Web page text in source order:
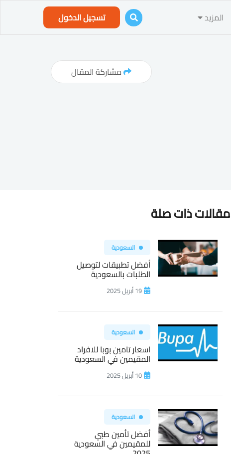
المزيد تسجيل الدخول
مشاركة المقال
مقالات ذات صلة
السعودية
أفضل تطبيقات لتوصيل
الطلبات بالسعودية
19 أبريل 2025
السعودية
اسعار تامين بوبا للافراد
المقيمين في السعودية
10 أبريل 2025
السعودية
أفضل تأمين طبي
للمقيمين في السعودية